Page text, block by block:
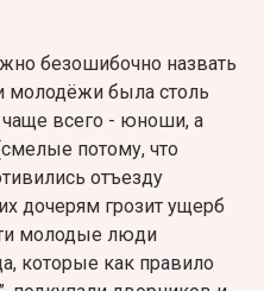
безошибочно назвать
молодёжи была столь
всего - юноши, а
потому, что
отъезду
дочерям грозит ущерб
молодые люди
которые как правило